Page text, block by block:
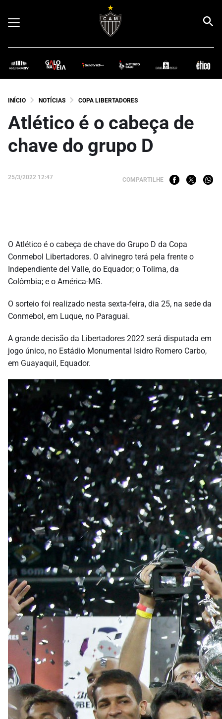
INÍCIO NOTÍCIAS COPA LIBERTADORES
Atlético é o cabeça de
chave do grupo D
25/3/2022 12:47 COMPARTILHE
O Atlético é o cabeça de chave do Grupo D da Copa
Conmebol Libertadores. O alvinegro terá pela frente o
Independiente del Valle, do Equador; o Tolima, da
Colômbia; e o América-MG.
O sorteio foi realizado nesta sexta-feira, dia 25, na sede da
Conmebol, em Luque, no Paraguai.
A grande decisão da Libertadores 2022 será disputada em
jogo único, no Estádio Monumental Isidro Romero Carbo,
em Guayaquil, Equador.